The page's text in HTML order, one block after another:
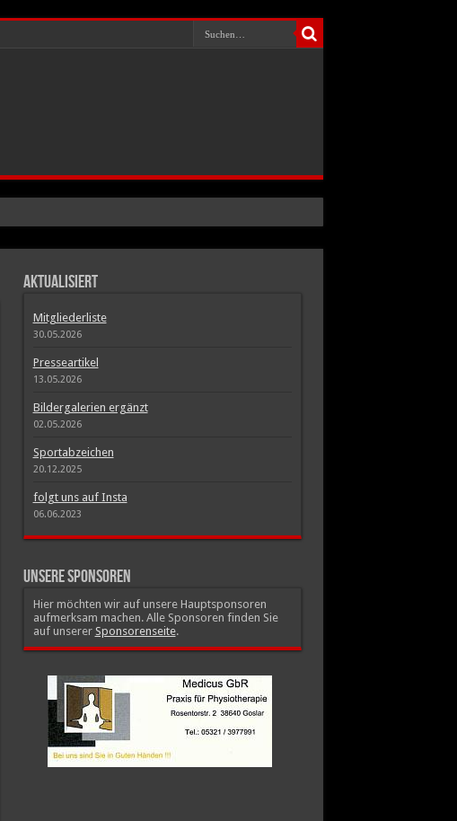
Aktualisiert
Mitgliederliste
30.05.2026
Presseartikel
13.05.2026
Bildergalerien ergänzt
02.05.2026
Sportabzeichen
20.12.2025
folgt uns auf Insta
06.06.2023
Unsere Sponsoren
Hier möchten wir auf unsere Hauptsponsoren
aufmerksam machen. Alle Sponsoren finden Sie
auf unserer Sponsorenseite.